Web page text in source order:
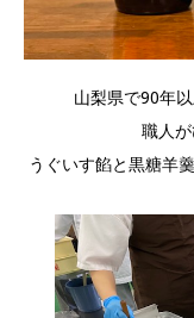
山梨県で90年
職人
うぐいす餡と黒糖羊